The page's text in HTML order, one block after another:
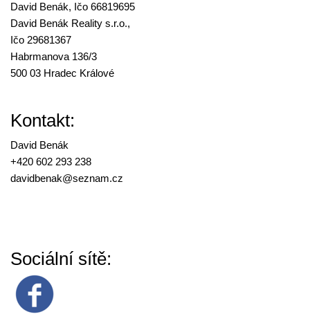
David Benák, Ičo 66819695
David Benák Reality s.r.o.,
Ičo 29681367
Habrmanova 136/3
500 03 Hradec Králové
Kontakt:
David Benák
+420 602 293 238
davidbenak@seznam.cz
Sociální sítě: